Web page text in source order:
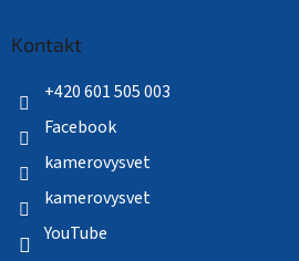
Kontakt
+420 601 505 003
Facebook
kamerovysvet
kamerovysvet
YouTube